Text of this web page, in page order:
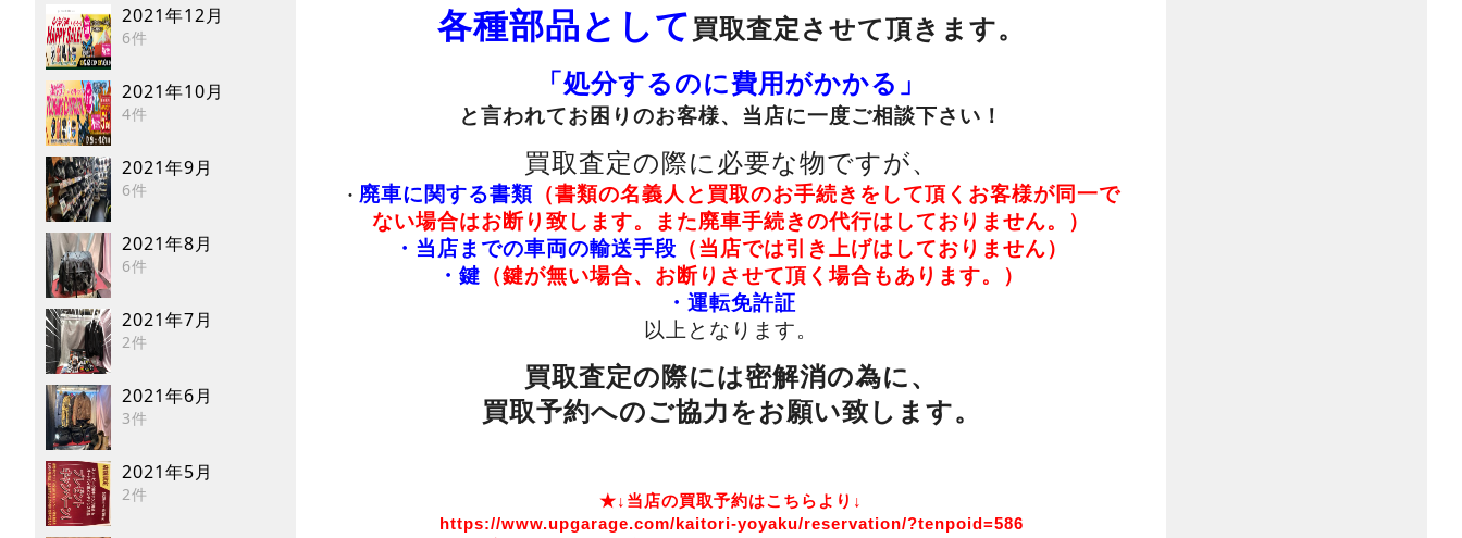
2021年12月
6件
2021年10月
4件
2021年9月
6件
2021年8月
6件
2021年7月
2件
2021年6月
3件
2021年5月
2件
各種部品として 買取査定させて頂きます。
「処分するのに費用がかかる」
と言われてお困りのお客様、当店に一度ご相談下さい！
買取査定の際に必要な物ですが、
・ 廃車に関する書類 （書類の名義人と買取のお手続きをして頂くお客様が同一で
ない場合はお断り致します。また廃車手続きの代行はしておりません。）
・当店までの車両の輸送手段 （当店では引き上げはしておりません）
・鍵 （鍵が無い場合、お断りさせて頂く場合もあります。）
・運転免許証
以上となります。
買取査定の際には密解消の為に、
買取予約へのご協力をお願い致します。
★↓当店の買取予約はこちらより↓
https://www.upgarage.com/kaitori-yoyaku/reservation/?tenpoid=586